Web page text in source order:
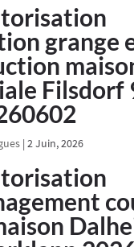
grange
Filsdorf
| 2 Juin, 2026